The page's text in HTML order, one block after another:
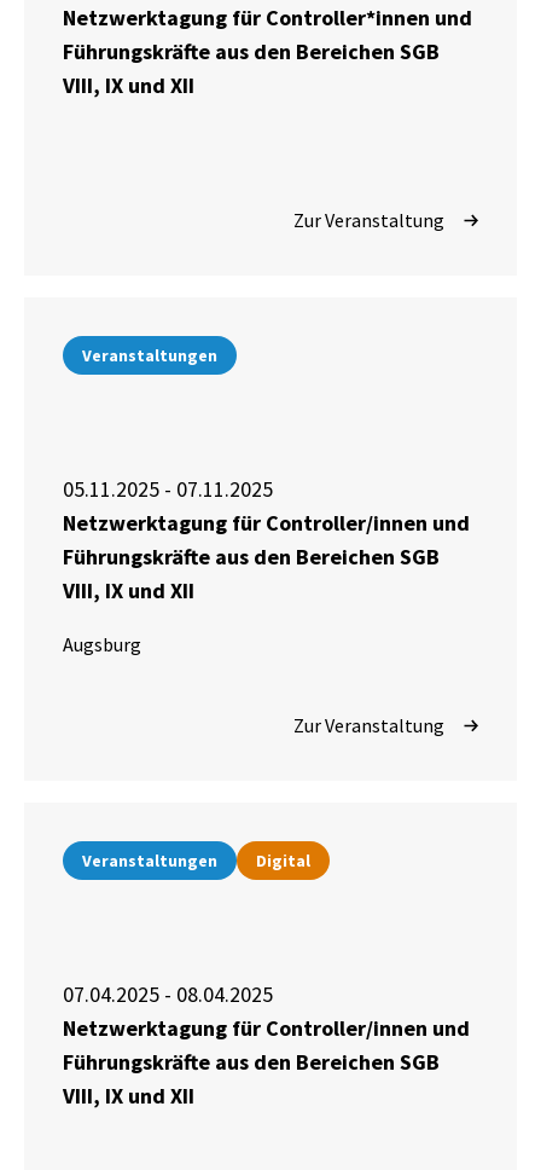
Netzwerktagung für Controller*innen und
Führungskräfte aus den Bereichen SGB
VIII, IX und XII
Zur Veranstaltung
Veranstaltungen
05.11.2025 - 07.11.2025
Netzwerktagung für Controller/innen und
Führungskräfte aus den Bereichen SGB
VIII, IX und XII
Augsburg
Zur Veranstaltung
Veranstaltungen Digital
07.04.2025 - 08.04.2025
Netzwerktagung für Controller/innen und
Führungskräfte aus den Bereichen SGB
VIII, IX und XII